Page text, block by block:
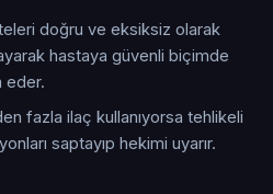
doğru ve eksiksiz olarak
hastaya güvenli biçimde
eder.
fazla ilaç kullanıyorsa tehlikeli
saptayıp hekimi uyarır.